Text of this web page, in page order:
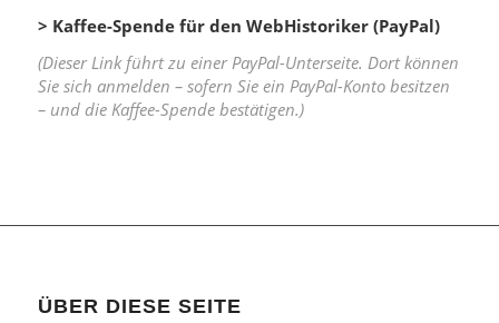
> Kaffee-Spende für den WebHistoriker (PayPal)
(Dieser Link führt zu einer PayPal-Unterseite. Dort können
Sie sich anmelden – sofern Sie ein PayPal-Konto besitzen
– und die Kaffee-Spende bestätigen.)
ÜBER DIESE SEITE